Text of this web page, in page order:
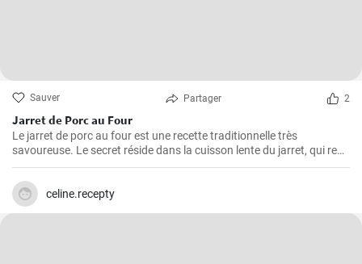
Sauver Partager 2
Jarret de Porc au Four
Le jarret de porc au four est une recette traditionnelle très
savoureuse. Le secret réside dans la cuisson lente du jarret, qui rend
la viande juteuse et fondante en bouche. Suivez cette démarche
étape par étape pour obtenir un plat plein de saveur.
celine.recepty